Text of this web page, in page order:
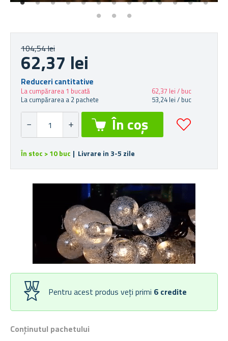
Conținutul pachetului
104,54 lei
62,37 lei
Reduceri cantitative
La cumpărarea 1 bucată
62,37 lei / buc
La cumpărarea a 2 pachete
53,24 lei / buc
În stoc > 10 buc | Livrare in 3-5 zile
Pentru acest produs veți primi 6 credite